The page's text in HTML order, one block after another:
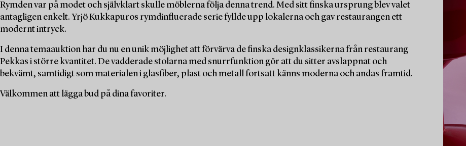
Rymden var på modet och självklart skulle möblerna följa denna trend. Med sitt finska ursprung blev valet
antagligen enkelt. Yrjö Kukkapuros rymdinfluerade serie fyllde upp lokalerna och gav restaurangen ett
modernt intryck.
I denna temaauktion har du nu en unik möjlighet att förvärva de finska designklassikerna från restaurang
Pekkas i större kvantitet. De vadderade stolarna med snurrfunktion gör att du sitter avslappnat och
bekvämt, samtidigt som materialen i glasfiber, plast och metall fortsatt känns moderna och andas framtid.
Välkommen att lägga bud på dina favoriter.